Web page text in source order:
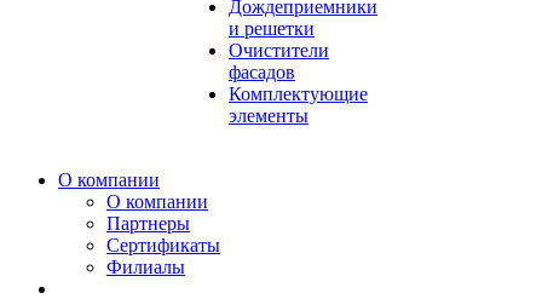
Дождеприемники
и решетки
Очистители
фасадов
Комплектующие
элементы
О компании
О компании
Партнеры
Сертификаты
Филиалы